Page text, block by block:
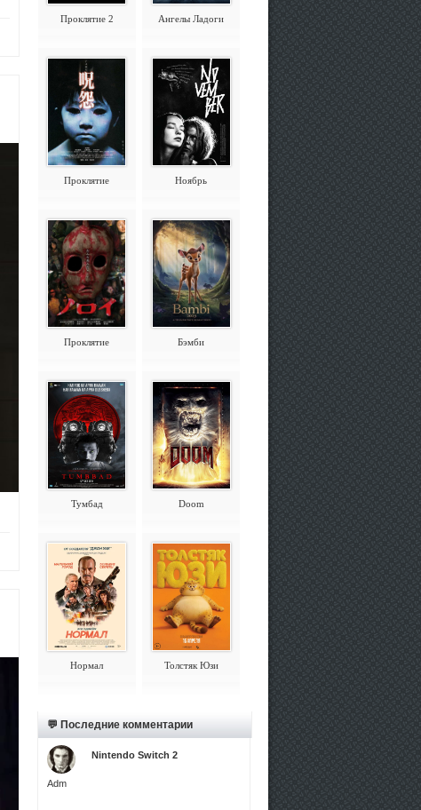
Проклятие 2 Ангелы Ладоги
Проклятие Ноябрь
Проклятие Бэмби
Тумбад Doom
Нормал Толстяк Юзи
💬 Последние комментарии
Adm
Nintendo Switch 2